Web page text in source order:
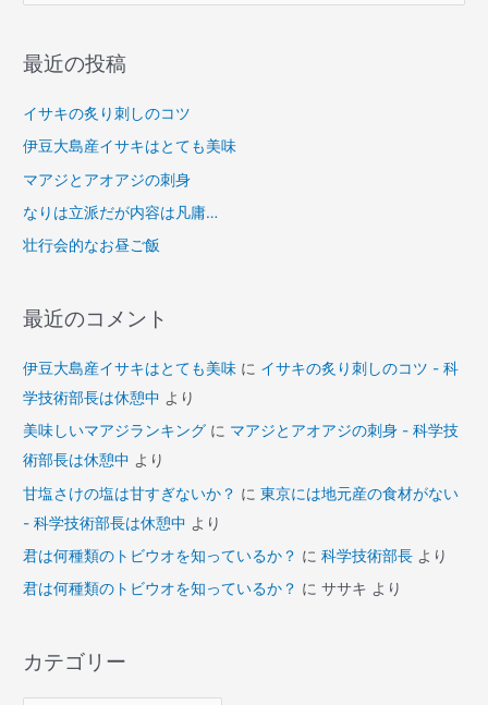
象
最近の投稿
イサキの炙り刺しのコツ
伊豆大島産イサキはとても美味
マアジとアオアジの刺身
なりは立派だが内容は凡庸…
壮行会的なお昼ご飯
最近のコメント
伊豆大島産イサキはとても美味 に イサキの炙り刺しのコツ - 科
学技術部長は休憩中 より
美味しいマアジランキング に マアジとアオアジの刺身 - 科学技
術部長は休憩中 より
甘塩さけの塩は甘すぎないか？ に東京には地元産の食材がない
- 科学技術部長は休憩中 より
君は何種類のトビウオを知っているか？ に科学技術部長 より
君は何種類のトビウオを知っているか？ にササキ より
カテゴリー